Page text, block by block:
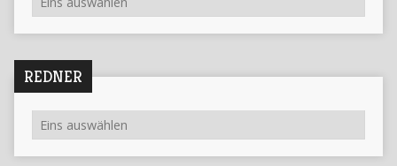
REDNER